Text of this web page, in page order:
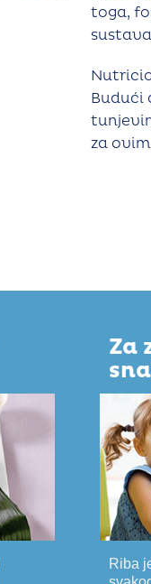
toga,
Budući
za
Za
Riba